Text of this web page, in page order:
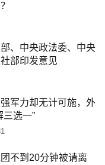
、中央政法委、中央
部印发意见
军力却无计可施，外
三选一”
不到20分钟被请离